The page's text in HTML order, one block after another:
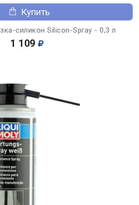
Купить
силикон Silicon-Spray - 0,3 л
1 109